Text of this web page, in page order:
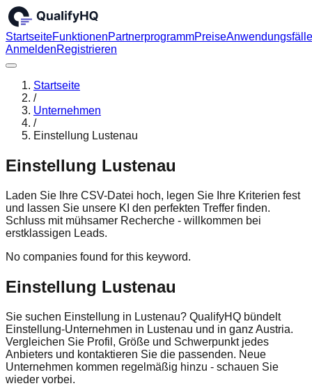
StartseiteFunktionenPartnerprogrammPreiseAnwendungsfälle
AnmeldenRegistrieren
Startseite
/
Unternehmen
/
Einstellung Lustenau
Einstellung Lustenau
Laden Sie Ihre CSV-Datei hoch, legen Sie Ihre Kriterien fest
und lassen Sie unsere KI den perfekten Treffer finden.
Schluss mit mühsamer Recherche - willkommen bei
erstklassigen Leads.
No companies found for this keyword.
Einstellung Lustenau
Sie suchen Einstellung in Lustenau? QualifyHQ bündelt
Einstellung-Unternehmen in Lustenau und in ganz Austria.
Vergleichen Sie Profil, Größe und Schwerpunkt jedes
Anbieters und kontaktieren Sie die passenden. Neue
Unternehmen kommen regelmäßig hinzu - schauen Sie
wieder vorbei.